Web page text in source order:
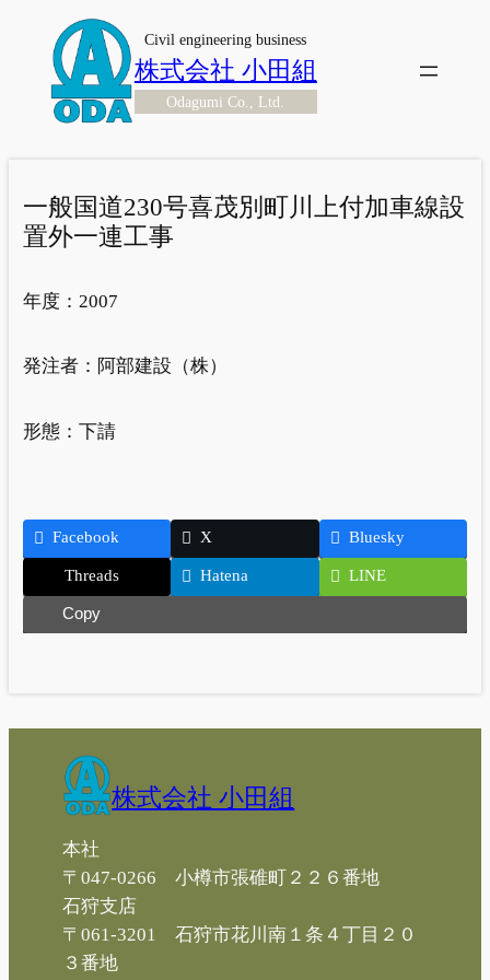
プ
Civil engineering business
株式会社 小田組
Odagumi Co., Ltd.
一般国道230号喜茂別町川上付加車線設
置外一連工事
年度： 2007
発注者： 阿部建設（株）
形態：下請
Facebook X Bluesky
Threads Hatena LINE
Copy
株式会社 小田組
本社
〒047-0266 小樽市張碓町２２６番地
石狩支店
〒061-3201 石狩市花川南１条４丁目２０
３番地